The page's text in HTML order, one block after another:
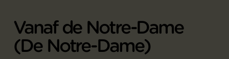
Vanaf de Notre-Dame
(De Notre-Dame)